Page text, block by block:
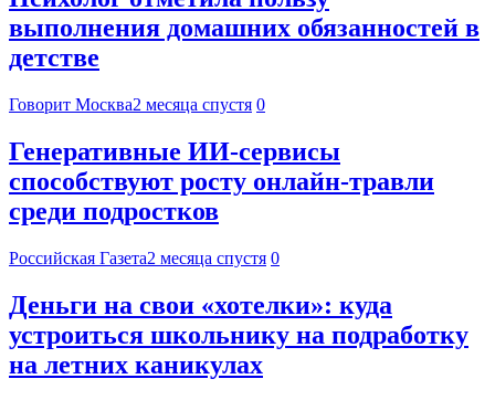
выполнения домашних обязанностей в
детстве
Говорит Москва2 месяца спустя 0
Генеративные ИИ-сервисы
способствуют росту онлайн-травли
среди подростков
Российская Газета2 месяца спустя 0
Деньги на свои «хотелки»: куда
устроиться школьнику на подработку
на летних каникулах